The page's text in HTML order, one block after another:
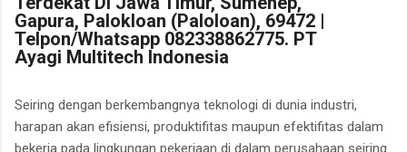
Gapura, Palokloan (Paloloan), 69472 |
Telpon/Whatsapp 082338862775. PT
Ayagi Multitech Indonesia
Seiring dengan berkembangnya teknologi di dunia industri,
harapan akan efisiensi, produktifitas maupun efektifitas dalam
bekerja pada lingkungan pekerjaan di dalam perusahaan seiring